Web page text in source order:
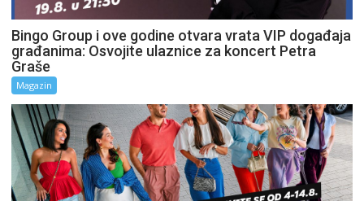
Bingo Group i ove godine otvara vrata VIP događaja
građanima: Osvojite ulaznice za koncert Petra
Graše
Magazin